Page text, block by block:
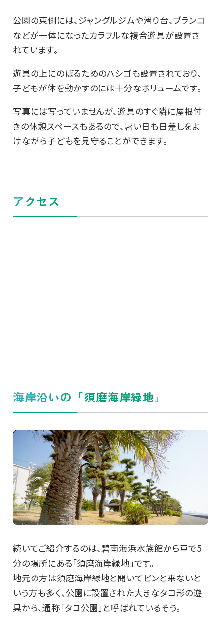
公園の東側には、ジャングルジムや滑り台、ブランコ
などが一体になったカラフルな複合遊具が設置さ
れています。
遊具の上にのぼるためのハシゴも設置されており、
子どもが体を動かすのには十分なボリュームです。
写真には写っていませんが、遊具のすぐ隣に屋根付
きの休憩スペースもあるので、暑い日も日差しをよ
けながら子どもを見守ることができます。
アクセス
海岸沿いの「須磨海岸緑地」
続いてご紹介するのは、碧南海浜水族館から車で5
分の場所にある「須磨海岸緑地」です。
地元の方は須磨海岸緑地と聞いてピンと来ないと
いう方も多く、公園に設置された大きなタコ形の遊
具から、通称「タコ公園」と呼ばれているそう。